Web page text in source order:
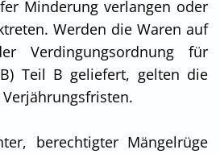
Minderung verlangen oder
Werden die Waren auf
Verdingungsordnung für
Teil B geliefert, gelten die
berechtigter Mängelrüge